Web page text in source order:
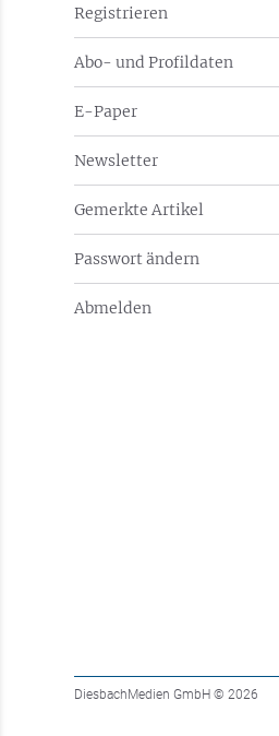
Registrieren
Abo- und Profildaten
E-Paper
Newsletter
Gemerkte Artikel
Passwort ändern
Abmelden
DiesbachMedien GmbH © 2026